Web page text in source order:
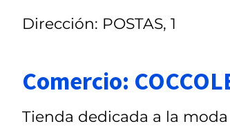
Dirección: POSTAS, 1
Comercio:
Tienda dedicada a la